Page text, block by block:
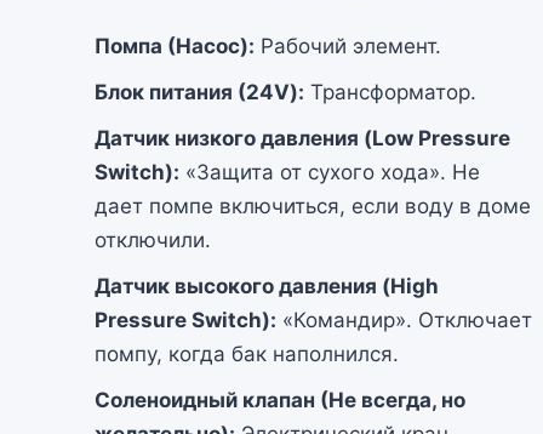
Помпа (Насос): Рабочий элемент.
Блок питания (24V): Трансформатор.
Датчик низкого давления (Low Pressure
Switch): «Защита от сухого хода». Не
дает помпе включиться, если воду в доме
отключили.
Датчик высокого давления (High
Pressure Switch): «Командир». Отключает
помпу, когда бак наполнился.
Соленоидный клапан (Не всегда, но